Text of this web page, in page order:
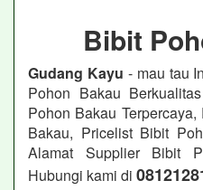
Bibit
Gudang Kayu - mau tau
Pohon Bakau
Pohon Bakau
Bakau, Pricelist Bibit
Alamat Supplier Bibit
Hubungi kami di